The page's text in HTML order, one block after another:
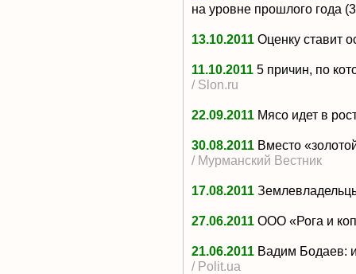
на уровне прошлого года
13.10.2011 Оценку ставит
11.10.2011 5 причин, по
/ Slon.ru
22.09.2011 Мясо идет в
30.08.2011 Вместо
/ Мурманский Вестник
17.08.2011
27.06.2011 ООО «Рога и
21.06.2011 Вадим Бодаев:
/ Polit.ua